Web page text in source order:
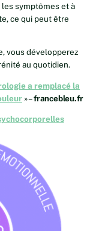
les symptômes et à
ce qui peut être
vous développerez
au quotidien.
a remplacé la
» –francebleu.fr